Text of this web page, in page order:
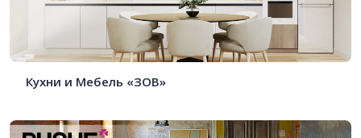
Кухни и Мебель «ЗОВ»